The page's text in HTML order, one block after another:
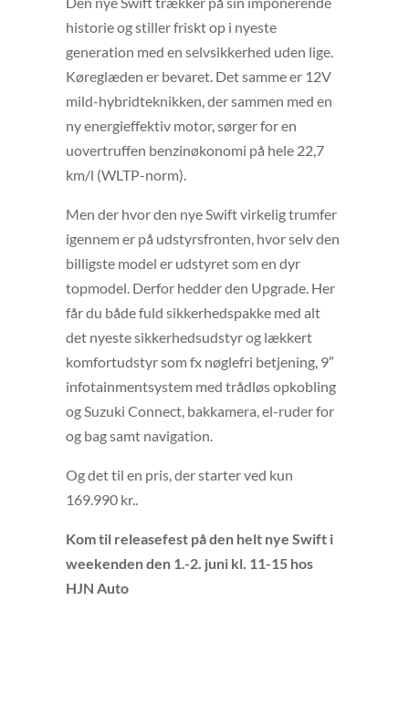
historie og stiller friskt op i nyeste
generation med en selvsikkerhed uden lige.
Køreglæden er bevaret. Det samme er 12V
mild-hybridteknikken, der sammen med en
ny energieffektiv motor, sørger for en
uovertruffen benzinøkonomi på hele 22,7
km/l (WLTP-norm).
Men der hvor den nye Swift virkelig trumfer
igennem er på udstyrsfronten, hvor selv den
billigste model er udstyret som en dyr
topmodel. Derfor hedder den Upgrade. Her
får du både fuld sikkerhedspakke med alt
det nyeste sikkerhedsudstyr og lækkert
komfortudstyr som fx nøglefri betjening, 9″
infotainmentsystem med trådløs opkobling
og Suzuki Connect, bakkamera, el-ruder for
og bag samt navigation.
Og det til en pris, der starter ved kun
169.990 kr..
Kom til releasefest på den helt nye Swift i
weekenden den 1.-2. juni kl. 11-15 hos
HJN Auto